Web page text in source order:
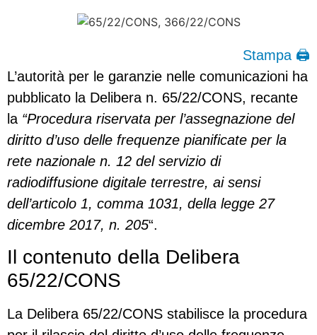
Stampa 🖨
L’autorità per le garanzie nelle comunicazioni ha
pubblicato la Delibera n. 65/22/CONS, recante
la “Procedura riservata per l’assegnazione del
diritto d’uso delle frequenze pianificate per la
rete nazionale n. 12 del servizio di
radiodiffusione digitale terrestre, ai sensi
dell’articolo 1, comma 1031, della legge 27
dicembre 2017, n. 205“.
Il contenuto della Delibera
65/22/CONS
La Delibera 65/22/CONS stabilisce la procedura